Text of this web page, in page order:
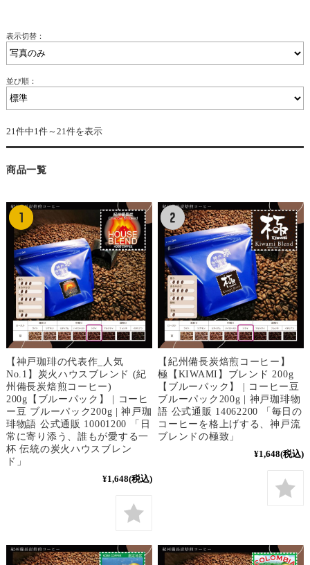
表示切替：
並び順：
21件中1件～21件を表示
商品一覧
【神戸珈琲の代表作_人気
No.1】炭火ハウスブレンド (紀
州備長炭焙煎コーヒー)
200g【ブルーパック】 | コーヒ
ー豆 ブルーパック200g | 神戸珈
琲物語 公式通販 10001200 「日
常に寄り添う、誰もが愛する一
杯 伝統の炭火ハウスブレン
ド」
¥1,648(税込)
【紀州備長炭焙煎コーヒー】
極【KIWAMI】ブレンド 200g
【ブルーパック】 | コーヒー豆
ブルーパック200g | 神戸珈琲物
語 公式通販 14062200 「毎日の
コーヒーを格上げする、神戸流
ブレンドの極致」
¥1,648(税込)